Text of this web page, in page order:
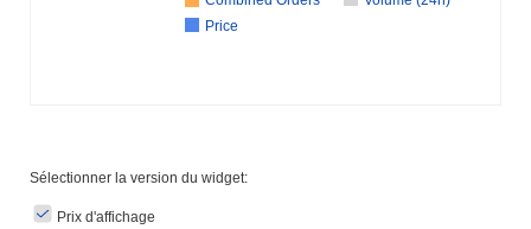
Price
Sélectionner la version du widget:
Prix ​​d'affichage